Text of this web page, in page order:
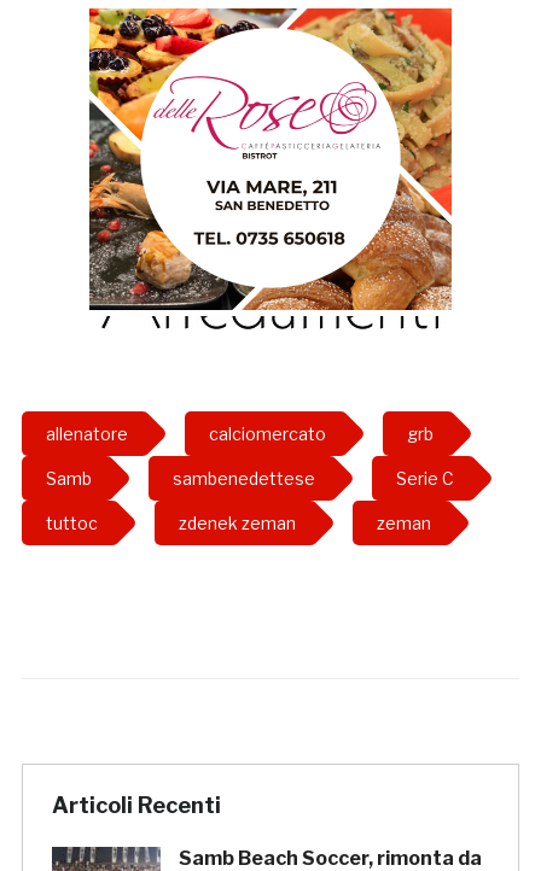
allenatore calciomercato grb
Samb sambenedettese Serie C
tuttoc zdenek zeman zeman
Articoli Recenti
Samb Beach Soccer, rimonta da